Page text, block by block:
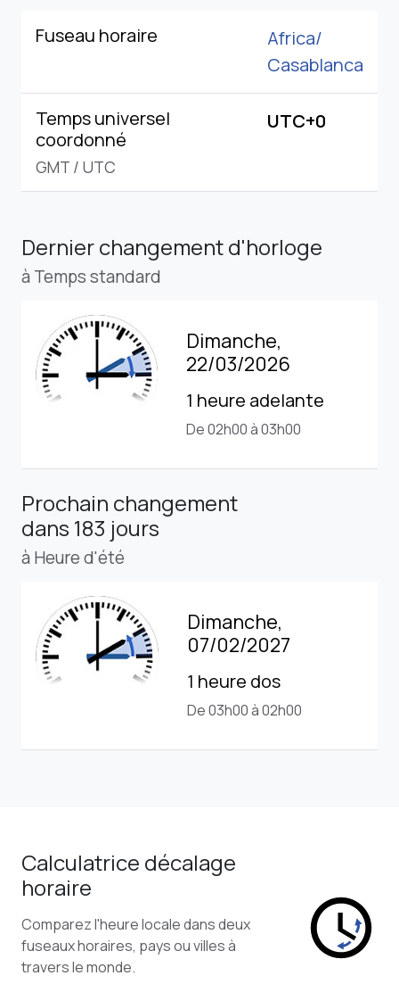
Fuseau horaire
Africa/
Casablanca
Temps universel
coordonné
GMT / UTC
UTC+0
Dernier changement d'horloge
à Temps standard
Dimanche,
22/03/2026
1 heure adelante
De 02h00 à 03h00
Prochain changement
dans 183 jours
à Heure d'été
Dimanche,
07/02/2027
1 heure dos
De 03h00 à 02h00
Calculatrice décalage
horaire
Comparez l'heure locale dans deux
fuseaux horaires, pays ou villes à
travers le monde.